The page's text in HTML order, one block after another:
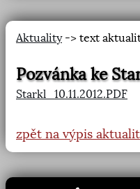
Aktuality-> text
Pozvánka ke
Starkl_10.11.2012.PDF
zpět na výpis aktualit